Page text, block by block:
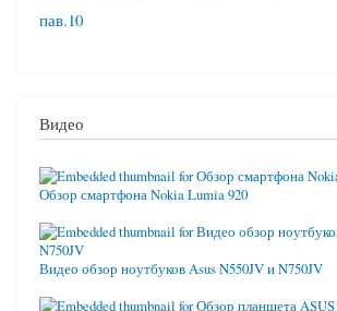
пав.10
Видео
Обзор смартфона Nokia Lumia 920
Видео обзор ноутбуков Asus N550JV и N750JV